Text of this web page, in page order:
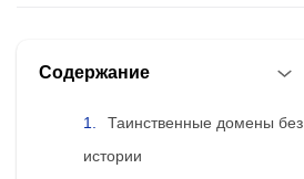
Содержание
Таинственные домены без
истории